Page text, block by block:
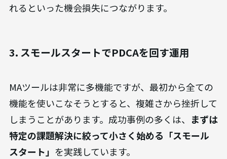
れるといった機会損失につながります。
3. スモールスタートでPDCAを回す運用
MAツールは非常に多機能ですが、最初から全ての
機能を使いこなそうとすると、複雑さから挫折して
しまうことがあります。成功事例の多くは、 まずは
特定の課題解決に絞って小さく始める「スモール
スタート」 を実践しています。